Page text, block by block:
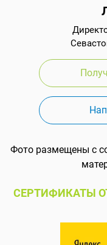
Фото размещены с
СЕРТИФИКАТЫ